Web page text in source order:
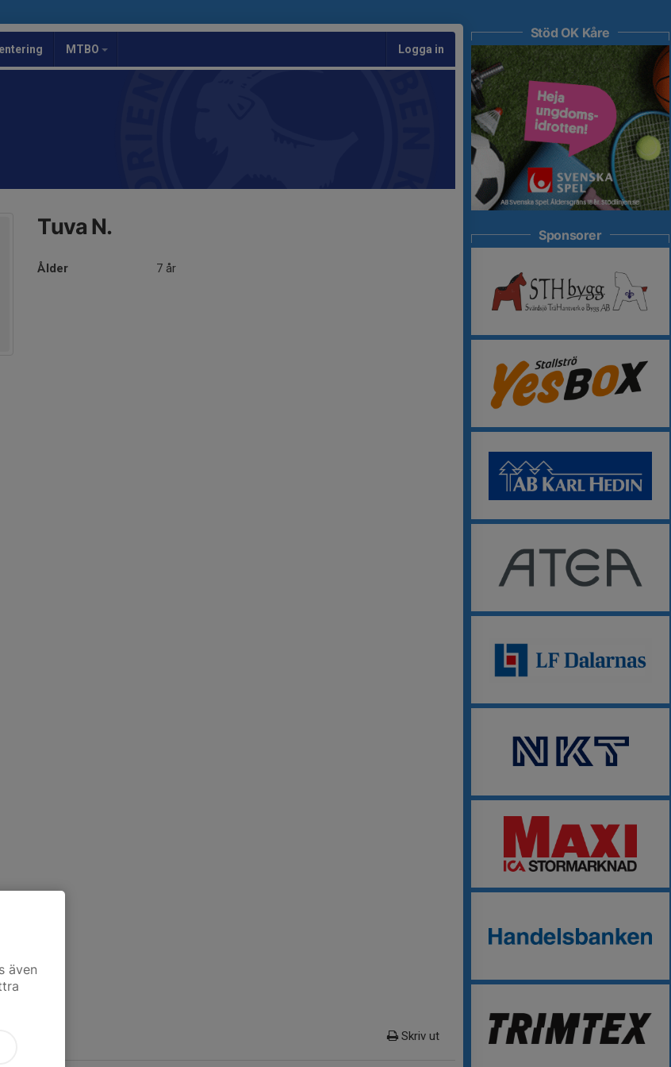
MTBO Logga in
Tuva N.
Ålder 7 år
Skriv ut
Stöd OK Kåre
Sponsorer
även